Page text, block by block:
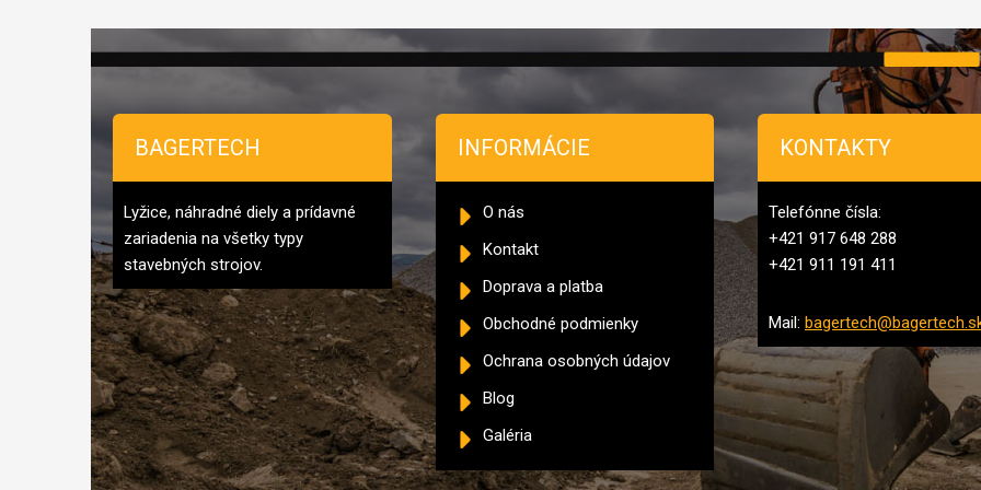
BAGERTECH
Lyžice, náhradné diely a prídavné
zariadenia na všetky typy
stavebných strojov.
INFORMÁCIE
O nás
Kontakt
Doprava a platba
Obchodné podmienky
Ochrana osobných údajov
Blog
Galéria
KONTAKTY
Telefónne čísla:
+421 917 648 288
+421 911 191 411
Mail: